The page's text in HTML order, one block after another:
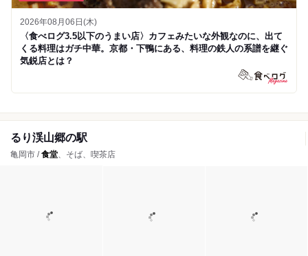
2026年08月06日(木)
〈食べログ3.5以下のうまい店〉カフェみたいな外観なのに、出て
くる料理はガチ中華。京都・下鴨にある、料理の鉄人の系譜を継ぐ
気鋭店とは？
るり渓山郷の駅
亀岡市 /食堂、そば、喫茶店